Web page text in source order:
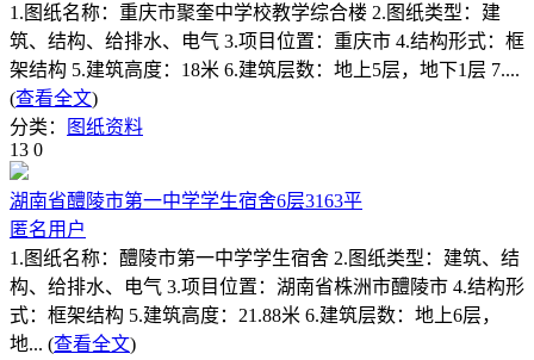
1.图纸名称：重庆市聚奎中学校教学综合楼 2.图纸类型：建
筑、结构、给排水、电气 3.项目位置：重庆市 4.结构形式：框
架结构 5.建筑高度：18米 6.建筑层数：地上5层，地下1层 7....
(查看全文)
分类：
图纸资料
13 0
湖南省醴陵市第一中学学生宿舍6层3163平
匿名用户
1.图纸名称：醴陵市第一中学学生宿舍 2.图纸类型：建筑、结
构、给排水、电气 3.项目位置：湖南省株洲市醴陵市 4.结构形
式：框架结构 5.建筑高度：21.88米 6.建筑层数：地上6层，
地... (查看全文)